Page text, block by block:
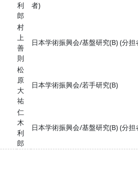
利
郎
者)
村
上
善
則
日本学術振興会/基盤研究(B) (分担
松
原
大
祐
日本学術振興会/若手研究(B)
仁
木
利
郎
日本学術振興会/基盤研究(B) (分担